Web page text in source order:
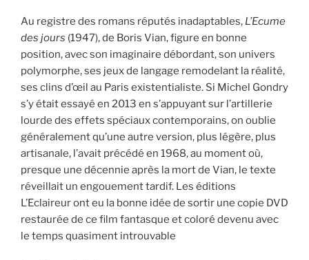
Au registre des romans réputés inadaptables, L’Ecume
des jours (1947), de Boris Vian, figure en bonne
position, avec son imaginaire débordant, son univers
polymorphe, ses jeux de langage remodelant la réalité,
ses clins d’œil au Paris existentialiste. Si Michel Gondry
s’y était essayé en 2013 en s’appuyant sur l’artillerie
lourde des effets spéciaux contemporains, on oublie
généralement qu’une autre version, plus légère, plus
artisanale, l’avait précédé en 1968, au moment où,
presque une décennie après la mort de Vian, le texte
réveillait un engouement tardif. Les éditions
L’Eclaireur ont eu la bonne idée de sortir une copie DVD
restaurée de ce film fantasque et coloré devenu avec
le temps quasiment introuvable